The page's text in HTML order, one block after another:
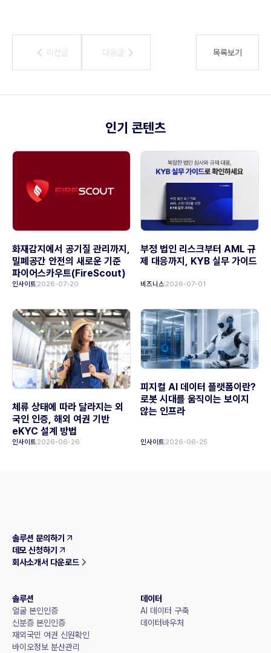
이전글
이전글 다음글
다음글 목록보기
인기 콘텐츠
화재감지에서 공기질 관리까지,
밀폐공간 안전의 새로운 기준
파이어스카우트(FireScout)
인사이트 2026-07-20
부정 법인 리스크부터 AML 규
제 대응까지, KYB 실무 가이드
비즈니스 2026-07-01
체류 상태에 따라 달라지는 외
국인 인증, 해외 여권 기반
eKYC 설계 방법
인사이트 2026-06-26
피지컬 AI 데이터 플랫폼이란?
로봇 시대를 움직이는 보이지
않는 인프라
인사이트 2026-06-25
솔루션 문의하기
데모 신청하기
회사소개서 다운로드
솔루션
얼굴 본인인증
신분증 본인인증
재외국민 여권 신원확인
바이오정보 분산관리
데이터
AI 데이터 구축
데이터바우처